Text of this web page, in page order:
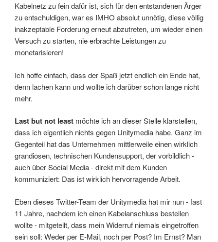
Kabelnetz zu fein dafür ist, sich für den entstandenen Ärger
zu entschuldigen, war es IMHO absolut unnötig, diese völlig
inakzeptable Forderung erneut abzutreten, um wieder einen
Versuch zu starten, nie erbrachte Leistungen zu
monetarisieren!
Ich hoffe einfach, dass der Spaß jetzt endlich ein Ende hat,
denn lachen kann und wollte ich darüber schon lange nicht
mehr.
Last but not least möchte ich an dieser Stelle klarstellen,
dass ich eigentlich nichts gegen Unitymedia habe. Ganz im
Gegenteil hat das Unternehmen mittlerweile einen wirklich
grandiosen, technischen Kundensupport, der vorbildlich -
auch über Social Media - direkt mit dem Kunden
kommuniziert: Das ist wirklich hervorragende Arbeit.
Eben dieses Twitter-Team der Unitymedia hat mir nun - fast
11 Jahre, nachdem ich einen Kabelanschluss bestellen
wollte - mitgeteilt, dass mein Widerruf niemals eingetroffen
sein soll: Weder per E-Mail, noch per Post? Im Ernst? Man